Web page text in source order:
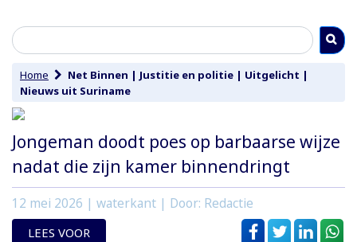
Home Net Binnen | Justitie en politie | Uitgelicht |
Nieuws uit Suriname
Jongeman doodt poes op barbaarse wijze
nadat die zijn kamer binnendringt
12 mei 2026 | waterkant | Door: Redactie
LEES VOOR